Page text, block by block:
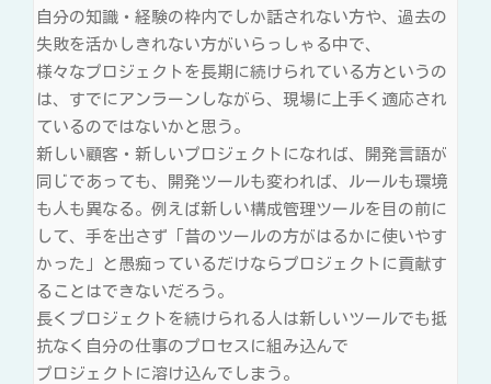
自分の知識・経験の枠内でしか話されない方や、過去の
失敗を活かしきれない方がいらっしゃる中で、
様々なプロジェクトを長期に続けられている方というの
は、すでにアンラーンしながら、現場に上手く適応され
ているのではないかと思う。
新しい顧客・新しいプロジェクトになれば、開発言語が
同じであっても、開発ツールも変われば、ルールも環境
も人も異なる。例えば新しい構成管理ツールを目の前に
して、手を出さず「昔のツールの方がはるかに使いやす
かった」と愚痴っているだけならプロジェクトに貢献す
ることはできないだろう。
長くプロジェクトを続けられる人は新しいツールでも抵
抗なく自分の仕事のプロセスに組み込んで
プロジェクトに溶け込んでしまう。